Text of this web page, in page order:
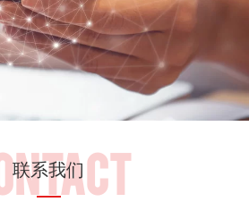
联系我们